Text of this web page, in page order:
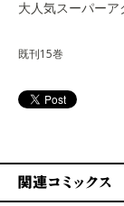
大人気スーパー
既刊15巻